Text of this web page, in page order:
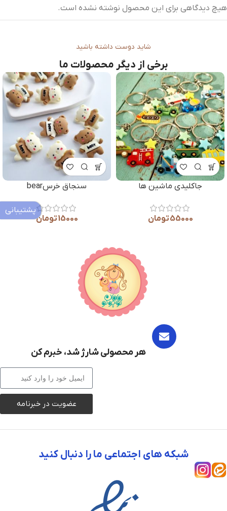
هیچ دیدگاهی برای این محصول نوشته نشده است.
شاید دوست داشته باشید
برخی از دیگر محصولات ما
-1%
وردنه چوبی کودکانه
تومان –
57000
بند عینک منجوقی مامان
عضویت در خبرنامه
پشتیبانی